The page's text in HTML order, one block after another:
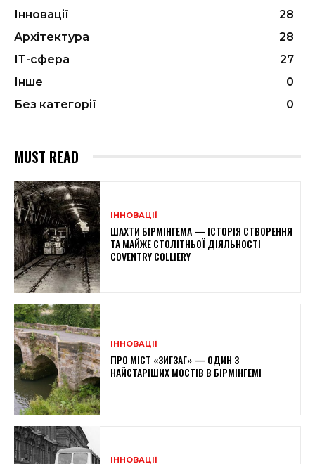
Інновації
28
Архітектура
28
ІТ-сфера
27
Інше
0
Без категорії
0
MUST READ
ІННОВАЦІЇ
ШАХТИ БІРМІНГЕМА — ІСТОРІЯ СТВОРЕННЯ
ТА МАЙЖЕ СТОЛІТНЬОЇ ДІЯЛЬНОСТІ
COVENTRY COLLIERY
ІННОВАЦІЇ
ПРО МІСТ «ЗИГЗАГ» — ОДИН З
НАЙСТАРІШИХ МОСТІВ В БІРМІНГЕМІ
ІННОВАЦІЇ